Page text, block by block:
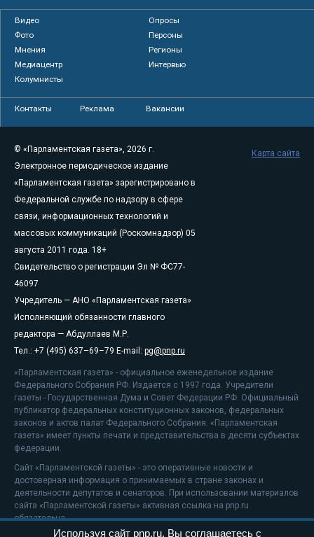
Видео
Опросы
Фото
Персоны
Мнения
Регионы
Медиацентр
Интервью
Колумнисты
Контакты Реклама Вакансии
© «Парламентская газета», 2026 г.
Электронное периодическое издание
«Парламентская газета» зарегистрировано в
Федеральной службе по надзору в сфере
связи, информационных технологий и
массовых коммуникаций (Роскомнадзор) 05
августа 2011 года. 18+
Свидетельство о регистрации Эл № ФС77-
46097
Учредитель — АНО «Парламентская газета»
Исполняющий обязанности главного
редактора — Абдуллаев М.Р.
Тел.: +7 (495) 637–69–79 E-mail: pg@pnp.ru
«Парламентская газета» - официальное еженедельное издание
Федерального Собрания РФ. Издается с 1997 года. Учредители
газеты - Государственная Дума и Совет Федерации РФ. Официальный
публикатор федеральных конституционных законов, федеральных
законов и актов палат Федерального Собрания. «Парламентская
газета» имеет пункты печати и представительства в десяти субъектах
федерации.
Сайт «Парламентской газеты» - это оперативные новости и
достоверная информация о принимаемых в стране законах и
деятельности депутатов и сенаторов. При использовании материалов
сайта «Парламентской газеты» активная ссылка на pnp.ru
обязательна.
Карта сайта
Используя сайт pnp.ru, Вы соглашаетесь с